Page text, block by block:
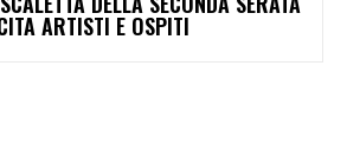
ARTISTI E OSPITI